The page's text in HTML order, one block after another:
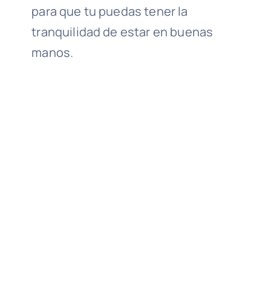
para que tu puedas tener la
tranquilidad de estar en buenas
manos.